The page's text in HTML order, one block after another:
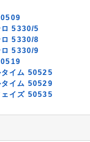
ロ 5330/5
ロ 5330/8
ロ 5330/9
タイム 50525
タイム 50529
ェイズ 50535